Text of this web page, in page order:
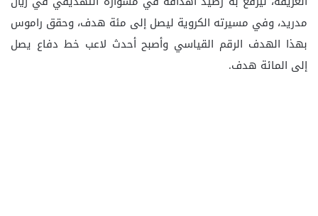
مدريد، وفي مسيرته الكروية ليصل إلى مئة هدف، وحقق راموس
بهذا الهدف الرقم القياسي وأصبح أحدث لاعب خط دفاع يصل
إلى المائة هدف.